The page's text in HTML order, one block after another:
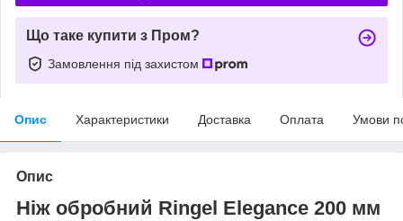
Що таке купити з Пром?
Замовлення під захистом
Опис Характеристики Доставка Оплата Умови
Опис
Ніж обробний Ringel Elegance 200 мм